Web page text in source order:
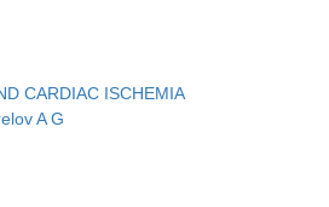
CARDIAC ISCHEMIA
A G